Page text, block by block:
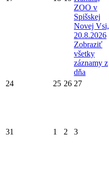
ZOO v
Spišskej
Novej Vsi,
20.8.2026
Zobraziť
všetky
záznamy z
dňa
24 25 26 27
31 1 2 3